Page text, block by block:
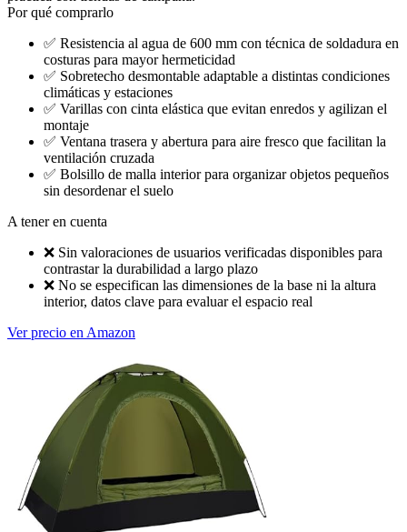
Por qué comprarlo
✅ Resistencia al agua de 600 mm con técnica de soldadura en
costuras para mayor hermeticidad
✅ Sobretecho desmontable adaptable a distintas condiciones
climáticas y estaciones
✅ Varillas con cinta elástica que evitan enredos y agilizan el
montaje
✅ Ventana trasera y abertura para aire fresco que facilitan la
ventilación cruzada
✅ Bolsillo de malla interior para organizar objetos pequeños
sin desordenar el suelo
A tener en cuenta
❌ Sin valoraciones de usuarios verificadas disponibles para
contrastar la durabilidad a largo plazo
❌ No se especifican las dimensiones de la base ni la altura
interior, datos clave para evaluar el espacio real
Ver precio en Amazon